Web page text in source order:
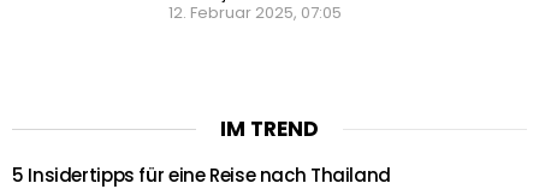
12. Februar 2025, 07:05
IM TREND
5 Insidertipps für eine Reise nach Thailand